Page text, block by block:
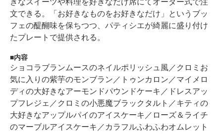
きなスイーツや料理を好きなだけ席にてオーダー式で注
文できる。「お好きなものをお好きなだけ」というブッ
フェの醍醐味を保ちつつ、パティシエが綺麗に盛り付け
たプレートで提供される。
内容
ショコラブランムースのネイルポリッシュ風／クロミお
気に入りの紫芋のモンブラン／トゥンカロン／マイメロ
ディの大好きなアーモンドパウンドケーキ／ドレスアッ
プフレジェ／クロミの小悪魔ブラックタルト／キティの
大好きなアップルパイのアイスケーキ／ローズ＆ライチ
のマーブルアイスケーキ／カラフルふわふわオムレット